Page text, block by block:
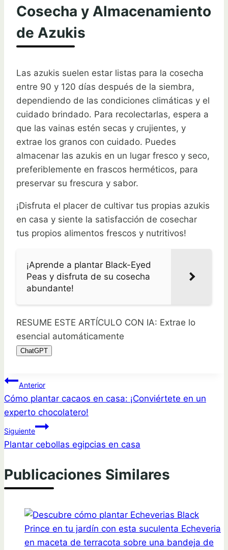
Cosecha y Almacenamiento
de Azukis
Las azukis suelen estar listas para la cosecha
entre 90 y 120 días después de la siembra,
dependiendo de las condiciones climáticas y el
cuidado brindado. Para recolectarlas, espera a
que las vainas estén secas y crujientes, y
extrae los granos con cuidado. Puedes
almacenar las azukis en un lugar fresco y seco,
preferiblemente en frascos herméticos, para
preservar su frescura y sabor.
¡Disfruta el placer de cultivar tus propias azukis
en casa y siente la satisfacción de cosechar
tus propios alimentos frescos y nutritivos!
¡Aprende a plantar Black-Eyed
Peas y disfruta de su cosecha
abundante!
RESUME ESTE ARTÍCULO CON IA: Extrae lo
esencial automáticamente
ChatGPT
Navegación
de
entradas
Anterior
Cómo plantar cacaos en casa: ¡Conviértete en un
experto chocolatero!
Siguiente
Plantar cebollas egipcias en casa
Publicaciones Similares